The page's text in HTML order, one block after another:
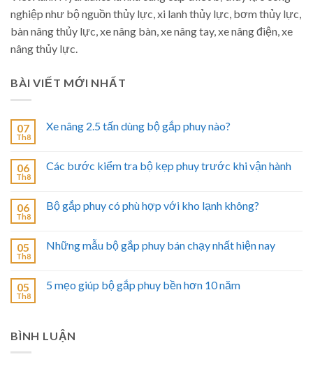
nghiệp như bộ nguồn thủy lực, xi lanh thủy lực, bơm thủy lực,
bàn nâng thủy lực, xe nâng bàn, xe nâng tay, xe nâng điện, xe
nâng thủy lực.
BÀI VIẾT MỚI NHẤT
07
Th8
Xe nâng 2.5 tấn dùng bộ gắp phuy nào?
06
Th8
Các bước kiểm tra bộ kẹp phuy trước khi vận hành
06
Th8
Bộ gắp phuy có phù hợp với kho lạnh không?
05
Th8
Những mẫu bộ gắp phuy bán chạy nhất hiện nay
05
Th8
5 mẹo giúp bộ gắp phuy bền hơn 10 năm
BÌNH LUẬN